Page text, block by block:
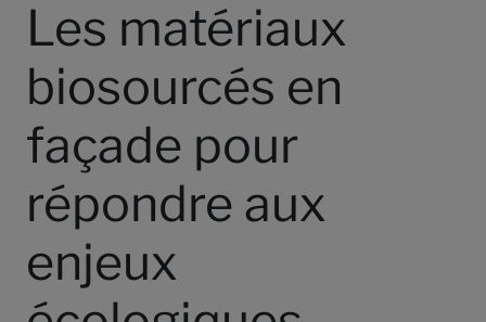
Les matériaux
biosourcés en
façade pour
répondre aux
enjeux